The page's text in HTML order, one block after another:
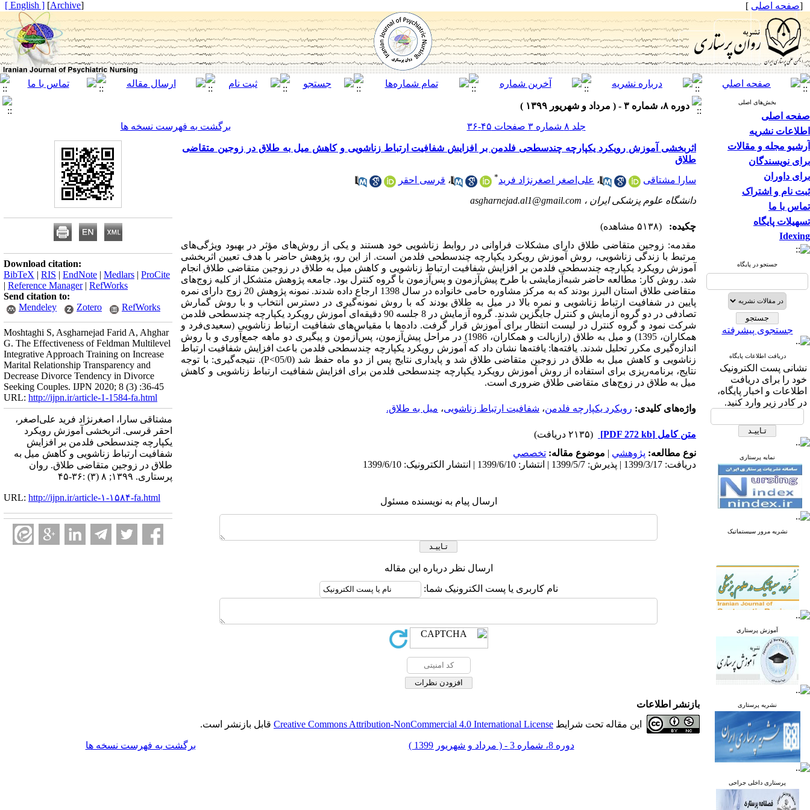
[صفحه اصلی ]
[
Archive
]
[ English ]
بخش‌های اصلی
صفحه اصلی
اطلاعات نشریه
آرشیو مجله و مقالات
برای نویسندگان
برای داوران
ثبت نام و اشتراک
تماس با ما
تسهیلات پایگاه
Idexing
جستجو در پایگاه
جستجوی پیشرفته
دریافت اطلاعات پایگاه
نشانی پست الکترونیک
خود را برای دریافت
اطلاعات و اخبار پایگاه،
در کادر زیر وارد کنید.
نمایه پرستاری
نشریه مرور سیستماتیک
آموزش پرستاری
نشریه پرستاری
پرستاری داخلی جراحی
دوره ۸، شماره ۳ - ( مرداد و شهریور ۱۳۹۹ )
جلد ۸ شماره ۳ صفحات ۴۵-۳۶
برگشت به فهرست نسخه ها
اثربخشی آموزش رویکرد یکپارچه چندسطحی فلدمن بر افزایش شفافیت ارتباط زناشویی و کاهش میل به طلاق در زوجین متقاضی
طلاق
سارا مشتاقی ، علی‌اصغر اصغرنژاد فرید* ، قرسی احقر
دانشگاه علوم پزشکی ایران ، asgharnejad.al1@gmail.com
چکیده:
(۵۱۳۸ مشاهده)
مقدمه: زوجین متقاضی طلاق دارای مشکلات فراوانی در روابط زناشویی خود هستند و یکی از روش‌های مؤثر در بهبود ویژگی‌های
مرتبط با زندگی زناشویی، روش آموزش رویکرد یکپارچه چندسطحی فلدمن است. از این رو، پژوهش حاضر با هدف تعیین اثربخشی
آموزش رویکرد یکپارچه چندسطحی فلدمن بر افزایش شفافیت ارتباط زناشویی و کاهش میل به طلاق در زوجین متقاضی طلاق انجام
شد. روش کار: مطالعه حاضر شبه‌آزمایشی با طرح پیش‌آزمون و پس‌آزمون با گروه کنترل بود. جامعه پژوهش متشکل از کلیه زوج‌های
متقاضی طلاق استان البرز بودند که به مرکز مشاوره حامی خانواده در سال 1398 ارجاع داده شدند. نمونه پژوهش 20 زوج دارای نمره
پایین در شفافیت ارتباط زناشویی و نمره بالا در میل به طلاق بودند که با روش نمونه‌گیری در دسترس انتخاب و با روش گمارش
تصادفی در دو گروه آزمایش و کنترل جایگزین شدند. گروه آزمایش در 8 جلسه 90 دقیقه‌ای آموزش رویکرد یکپارچه چندسطحی فلدمن
شرکت نمود و گروه کنترل در لیست انتظار برای آموزش قرار گرفت. داده‌ها با مقیاس‌های شفافیت ارتباط زناشویی (سعیدی‌فرد و
همکاران، 1395) و میل به طلاق (رازبالت و همکاران، 1986) در مراحل پیش‌آزمون، پس‌آزمون و پیگیری دو ماهه جمع‌آوری و با روش
اندازه‌گیری مکرر تحلیل شدند. یافته‌ها: یافته‌ها نشان داد که آموزش رویکرد یکپارچه چندسطحی فلدمن باعث افزایش شفافیت ارتباط
زناشویی و کاهش میل به طلاق در زوجین متقاضی طلاق شد و پایداری نتایج پس از دو ماه حفظ شد (05/0>P). نتیجه‌گیری: با توجه
نتایج، برنامه‌ریزی برای استفاده از روش آموزش رویکرد یکپارچه چندسطحی فلدمن برای افزایش شفافیت ارتباط زناشویی و کاهش
میل به طلاق در زوج‌های متقاضی طلاق ضروری است.
واژه‌های کلیدی: رویکرد یکپارچه فلدمن، شفافیت ارتباط زناشویی، میل به طلاق.
متن کامل [PDF 272 kb]
(۲۱۳۵ دریافت)
نوع مطالعه: پژوهشي | موضوع مقاله: تخصصي
دریافت: 1399/3/17 | پذیرش: 1399/5/7 | انتشار: 1399/6/10 | انتشار الکترونیک: 1399/6/10
ارسال پیام به نویسنده مسئول
ارسال نظر درباره این مقاله
نام کاربری یا پست الکترونیک شما:
Download citation:
BibTeX | RIS | EndNote | Medlars | ProCite
| Reference Manager| RefWorks
Send citation to:
Mendeley
Zotero RefWorks
Moshtaghi S, Asgharnejad Farid A, Ahghar
G. The Effectiveness of Feldman Multilevel
Integrative Approach Training on Increase
Marital Relationship Transparency and
Decrease Divorce Tendency in Divorce
Seeking Couples. IJPN 2020; 8 (3) :36-45
URL: http://ijpn.ir/article-1-1584-fa.html
مشتاقی سارا، اصغرنژاد فرید علی‌اصغر،
احقر قرسی. اثربخشی آموزش رویکرد
یکپارچه چندسطحی فلدمن بر افزایش
شفافیت ارتباط زناشویی و کاهش میل به
طلاق در زوجین متقاضی طلاق. روان
پرستاری. ۱۳۹۹; ۸ (۳) :۳۶-۴۵
URL: http://ijpn.ir/article-۱-۱۵۸۴-fa.html
بازنشر اطلاعات
این مقاله تحت شرایط Creative Commons Attribution-NonCommercial 4.0 International License قابل بازنشر است.
دوره 8، شماره 3 - ( مرداد و شهریور 1399 ) برگشت به فهرست نسخه ها